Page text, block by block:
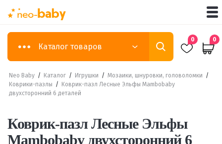
Каталог товаров
0 0
Neo Baby / Каталог / Игрушки / Мозаики, шнуровки, головоломки /
Коврики-пазлы /
Коврик-пазл Лесные Эльфы Mambobaby
двухсторонний 6 деталей
Коврик-пазл Лесные Эльфы
Mambobaby двухсторонний 6